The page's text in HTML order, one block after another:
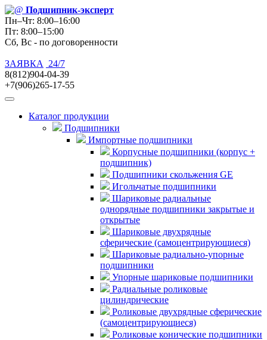
Подшипник-эксперт
Пн–Чт: 8:00–16:00
Пт: 8:00–15:00
Сб, Вс - по договоренности
ЗАЯВКА
24/7
8(812)904-04-39
+7(906)265-17-55
Каталог продукции
Подшипники
Импортные подшипники
Корпусные подшипники (корпус +
подшипник)
Подшипники скольжения GE
Игольчатые подшипники
Шариковые радиальные
однорядные подшипники закрытые и
открытые
Шариковые двухрядные
сферические (самоцентрирующиеся)
Шариковые радиально-упорные
подшипники
Упорные шариковые подшипники
Радиальные роликовые
цилиндрические
Роликовые двухрядные сферические
(самоцентрирующиеся)
Роликовые конические подшипники